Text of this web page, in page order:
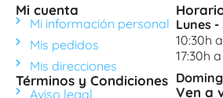
Mi cuenta
Mi información personal
Mis pedidos
Mis direcciones
Términos y Condiciones
Aviso legal
Lunes
10:30h
17:30h
Ven a